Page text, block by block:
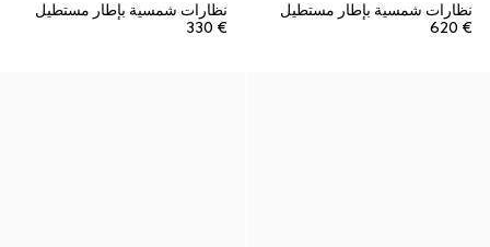
نظارات شمسية بإطار مستطيل
€ 620
نظارات شمسية بإطار مستطيل
€ 330